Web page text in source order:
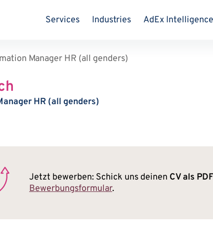
Services Industries AdEx Intelligence
Manager HR (all genders)
HR (all genders)
Jetzt bewerben: Schick uns deinen CV als PDF
Bewerbungsformular.